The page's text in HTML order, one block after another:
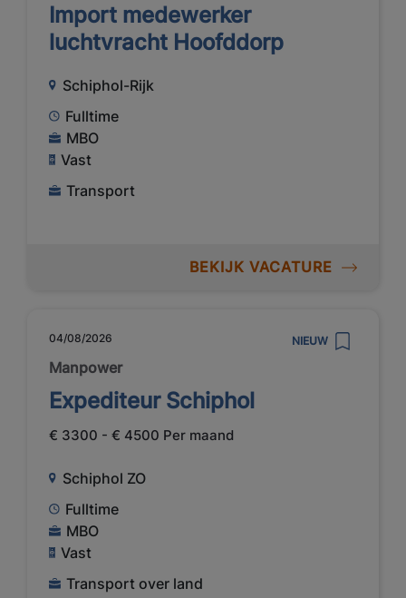
Import medewerker
luchtvracht Hoofddorp
Schiphol-Rijk
Fulltime
MBO
Vast
Transport
BEKIJK VACATURE
04/08/2026 NIEUW
Manpower
Expediteur Schiphol
€ 3300 - € 4500 Per maand
Schiphol ZO
Fulltime
MBO
Vast
Transport over land